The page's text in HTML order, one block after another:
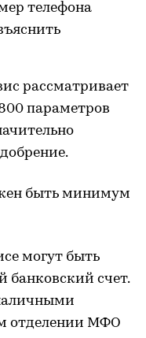
телефона
рассматривает
параметров
быть минимум
могут быть
банковский счет.
отделении МФО